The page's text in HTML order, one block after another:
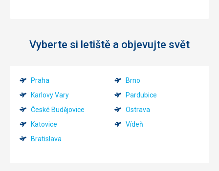
Vyberte si letiště a objevujte svět
Praha
Brno
Karlovy Vary
Pardubice
České Budějovice
Ostrava
Katovice
Vídeň
Bratislava